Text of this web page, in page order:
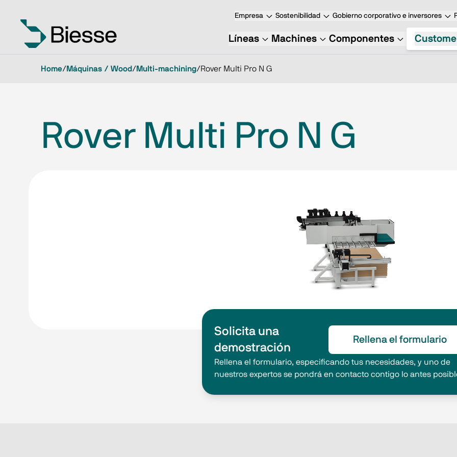
Empresa Sostenibilidad Gobierno corporativo e inversores
Líneas Machines Componentes
Home/Máquinas / Wood/Multi-machining/Rover Multi Pro N G
Rover Multi Pro N G
Solicita una
demostración
Rellena el formulario
Rellena el formulario, especificando tus necesidades, y uno de
nuestros expertos se pondrá en contacto contigo lo antes